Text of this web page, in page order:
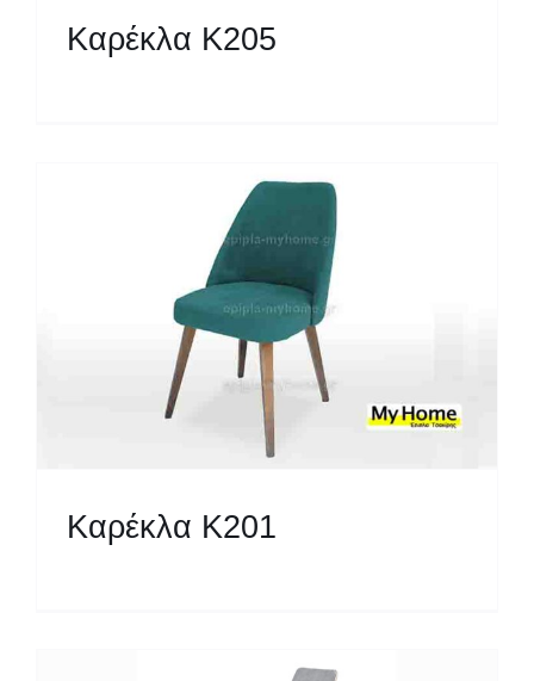
Καρέκλα Κ205
Καρέκλα Κ201